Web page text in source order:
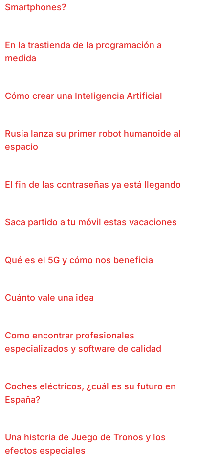
Smartphones?
En la trastienda de la programación a
medida
Cómo crear una Inteligencia Artificial
Rusia lanza su primer robot humanoide al
espacio
El fin de las contraseñas ya está llegando
Saca partido a tu móvil estas vacaciones
Qué es el 5G y cómo nos beneficia
Cuánto vale una idea
Como encontrar profesionales
especializados y software de calidad
Coches eléctricos, ¿cuál es su futuro en
España?
Una historia de Juego de Tronos y los
efectos especiales